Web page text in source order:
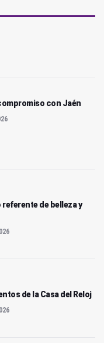
con Jaén
de belleza y
de la Casa del Reloj